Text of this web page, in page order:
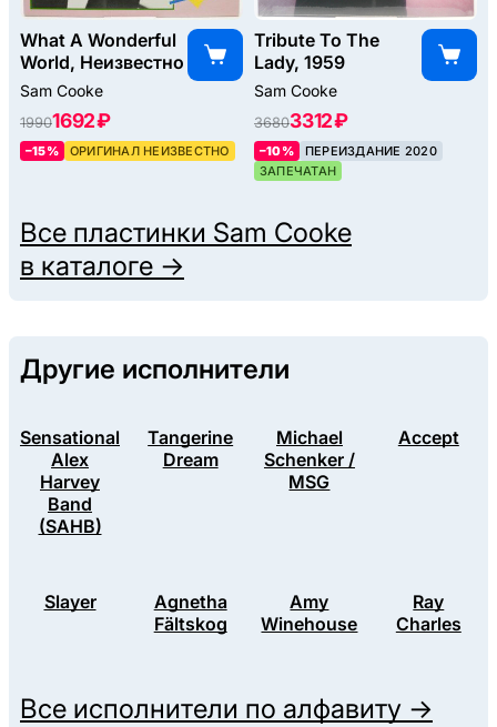
What A Wonderful
World, Неизвестно
Sam Cooke
19901692 ₽
–15% ОРИГИНАЛ НЕИЗВЕСТНО
Tribute To The
Lady, 1959
Sam Cooke
36803312 ₽
–10%
ПЕРЕИЗДАНИЕ 2020
ЗАПЕЧАТАН
Все пластинки Sam Cooke
в каталоге →
Другие исполнители
Sensational
Alex
Harvey
Band
(SAHB)
Tangerine
Dream
Michael
Schenker /
MSG
Accept
Slayer
Agnetha
Fältskog
Amy
Winehouse
Ray
Charles
Все исполнители по алфавиту →